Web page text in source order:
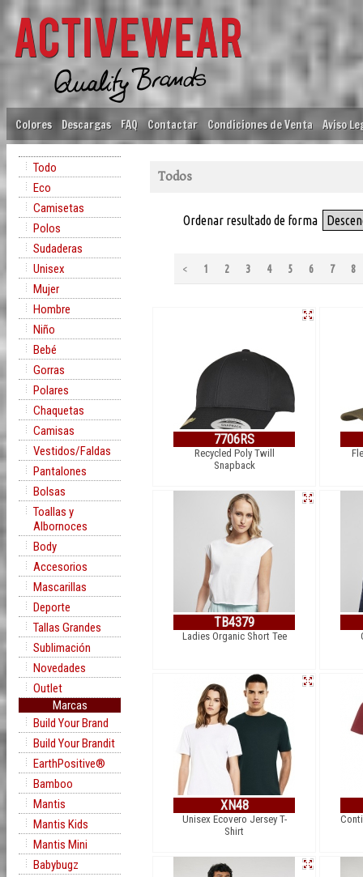
Colores Descargas FAQ Contactar Condiciones de Venta Aviso
Todo
Eco
Camisetas
Polos
Sudaderas
Unisex
Mujer
Hombre
Niño
Bebé
Gorras
Polares
Chaquetas
Camisas
Vestidos/Faldas
Pantalones
Bolsas
Toallas y
Albornoces
Body
Accesorios
Mascarillas
Deporte
Tallas Grandes
Sublimación
Novedades
Outlet
Marcas
Build Your Brand
Build Your Brandit
EarthPositive®
Bamboo
Mantis
Mantis Kids
Mantis Mini
Babybugz
Todos
Ordenar resultado de forma
< 1 2 3 4 5 6 7 8
7706RS
Recycled Poly Twill
Snapback
TB4379
Ladies Organic Short Tee
XN48
Unisex Ecovero Jersey T-
Shirt